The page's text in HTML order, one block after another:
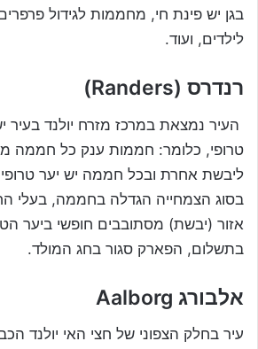
בגן יש פינת חי, מחממות לגידול
לילדים, ועוד.
רנדרס (Randers)
העיר נמצאת במרכז מזרח יולנד בעיר
טרופי, כלומר: חממות ענק כל חממה
ליבשת אחרת ובכל חממה יש יער
בסוג הצמחייה הגדלה בחממה, בעלי
אזור (יבשת) מסתובבים חופשי ביער
בתשלום, הפארק סגור בחג המולד.
אלבורג Aalborg
עיר בחלק הצפוני של חצי האי יולנד